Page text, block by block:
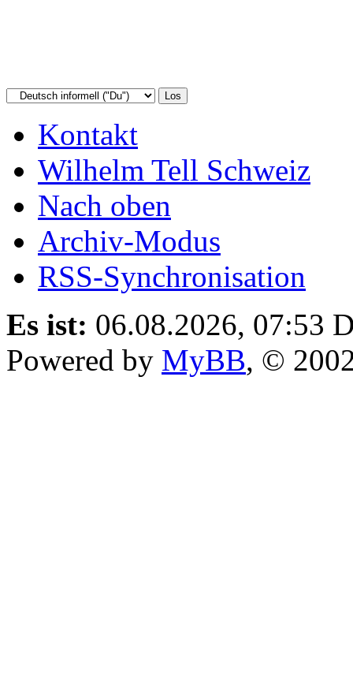
Kontakt
Wilhelm Tell Schweiz
Nach oben
Archiv-Modus
RSS-Synchronisation
Es ist: 06.08.2026, 07:53
Powered by MyBB, ©